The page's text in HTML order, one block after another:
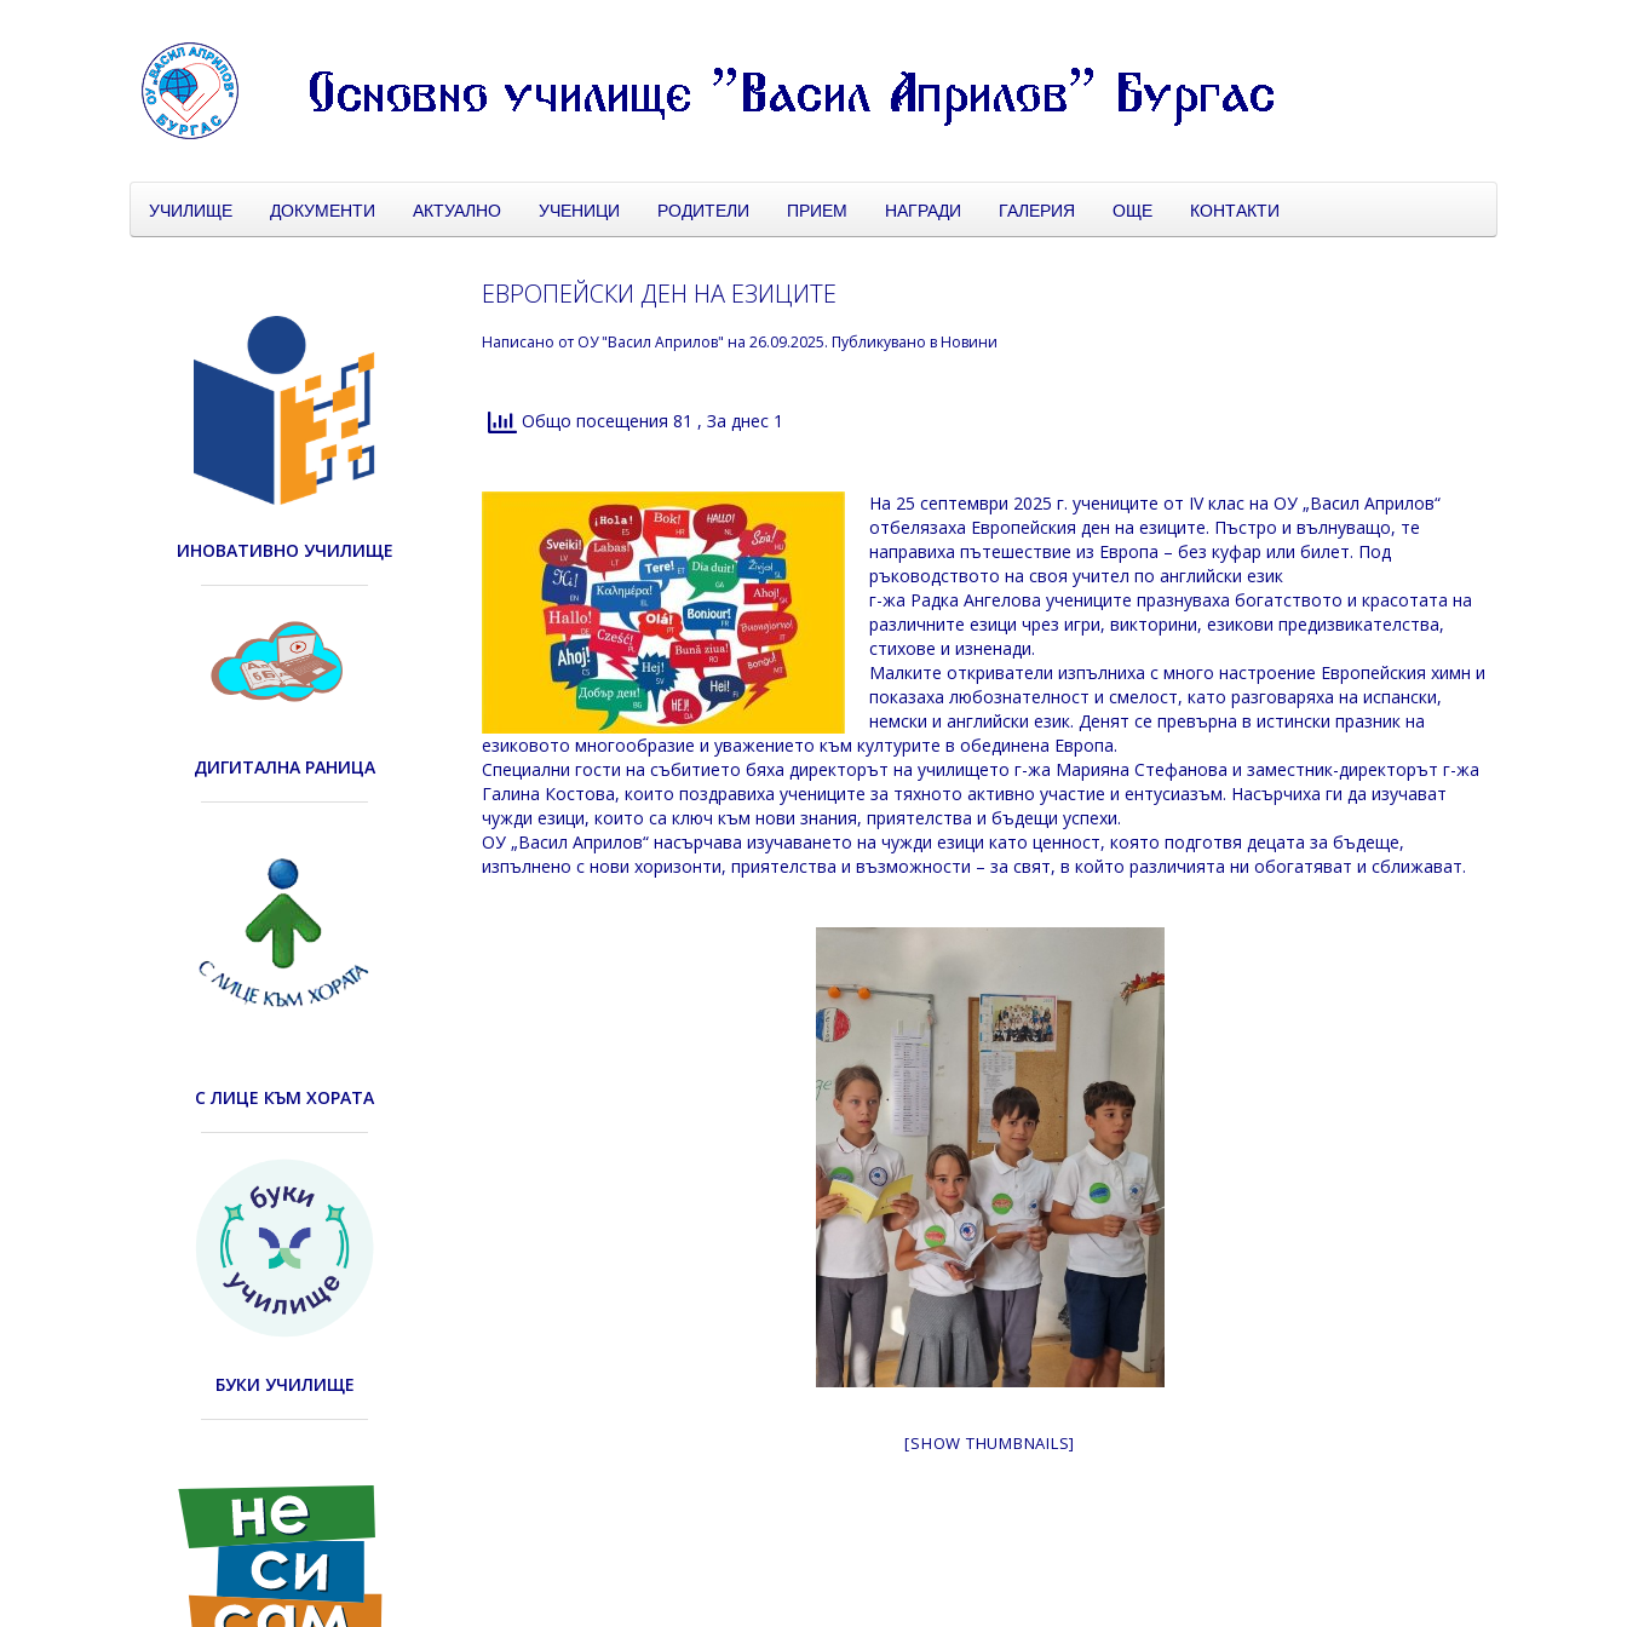
УЧИЛИЩЕ ДОКУМЕНТИ АКТУАЛНО УЧЕНИЦИ РОДИТЕЛИ ПРИЕМ НАГРАДИ ГАЛЕРИЯ ОЩЕ КОНТАКТИ
ЕВРОПЕЙСКИ ДЕН НА ЕЗИЦИТЕ
Написано от ОУ "Васил Априлов" на26.09.2025. Публикувано вНовини
Общо посещения 81 , За днес 1
На 25 септември 2025 г. учениците от IV клас на ОУ „Васил Априлов“
отбелязаха Европейския ден на езиците. Пъстро и вълнуващо, те
направиха пътешествие из Европа – без куфар или билет. Под
ръководството на своя учител по английски език
г-жа Радка Ангелова учениците празнуваха богатството и красотата на
различните езици чрез игри, викторини, езикови предизвикателства,
стихове и изненади.
Малките откриватели изпълниха с много настроение Европейския химн и
показаха любознателност и смелост, като разговаряха на испански,
немски и английски език. Денят се превърна в истински празник на
езиковото многообразие и уважението към културите в обединена Европа.
Специални гости на събитието бяха директорът на училището г-жа Марияна Стефанова и заместник-директорът г-жа
Галина Костова, които поздравиха учениците за тяхното активно участие и ентусиазъм. Насърчиха ги да изучават
чужди езици, които са ключ към нови знания, приятелства и бъдещи успехи.
ОУ „Васил Априлов“ насърчава изучаването на чужди езици като ценност, която подготвя децата за бъдеще,
изпълнено с нови хоризонти, приятелства и възможности – за свят, в който различията ни обогатяват и сближават.
[SHOW THUMBNAILS]
ИНОВАТИВНО УЧИЛИЩЕ
ДИГИТАЛНА РАНИЦА
С ЛИЦЕ КЪМ ХОРАТА
БУКИ УЧИЛИЩЕ